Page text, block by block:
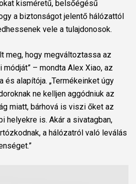
kisméretű, belsőégésű
a biztonságot jelentő hálózattól
vele a tulajdonosok.
meg, hogy megváltoztassa az
– mondta Alex Xiao, az
és alapítója. „Termékeinket úgy
ne kelljen aggódniuk az
miatt, bárhová is viszi őket az
helyekre is. Akár a sivatagban,
a hálózatról való leválás